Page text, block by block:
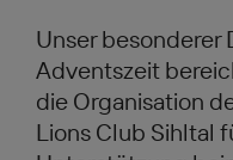
Unser besonderer
Adventszeit
die Organisation
Lions Club Sihltal